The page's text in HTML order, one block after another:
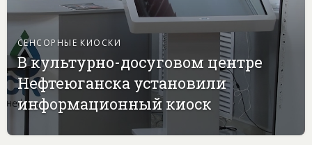
СЕНСОРНЫЕ КИОСКИ
В культурно-досуговом центре
Нефтеюганска установили
информационный киоск